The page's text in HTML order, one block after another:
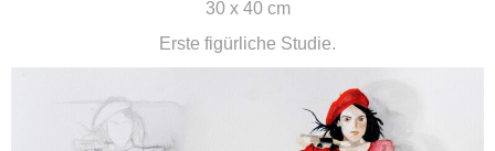
30 x 40 cm
Erste figürliche Studie.